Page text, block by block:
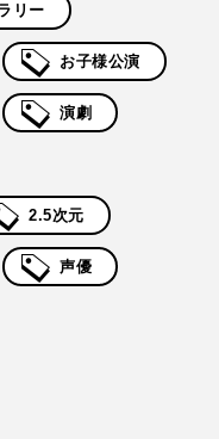
リー
お子様公演
演劇
2.5次元
声優